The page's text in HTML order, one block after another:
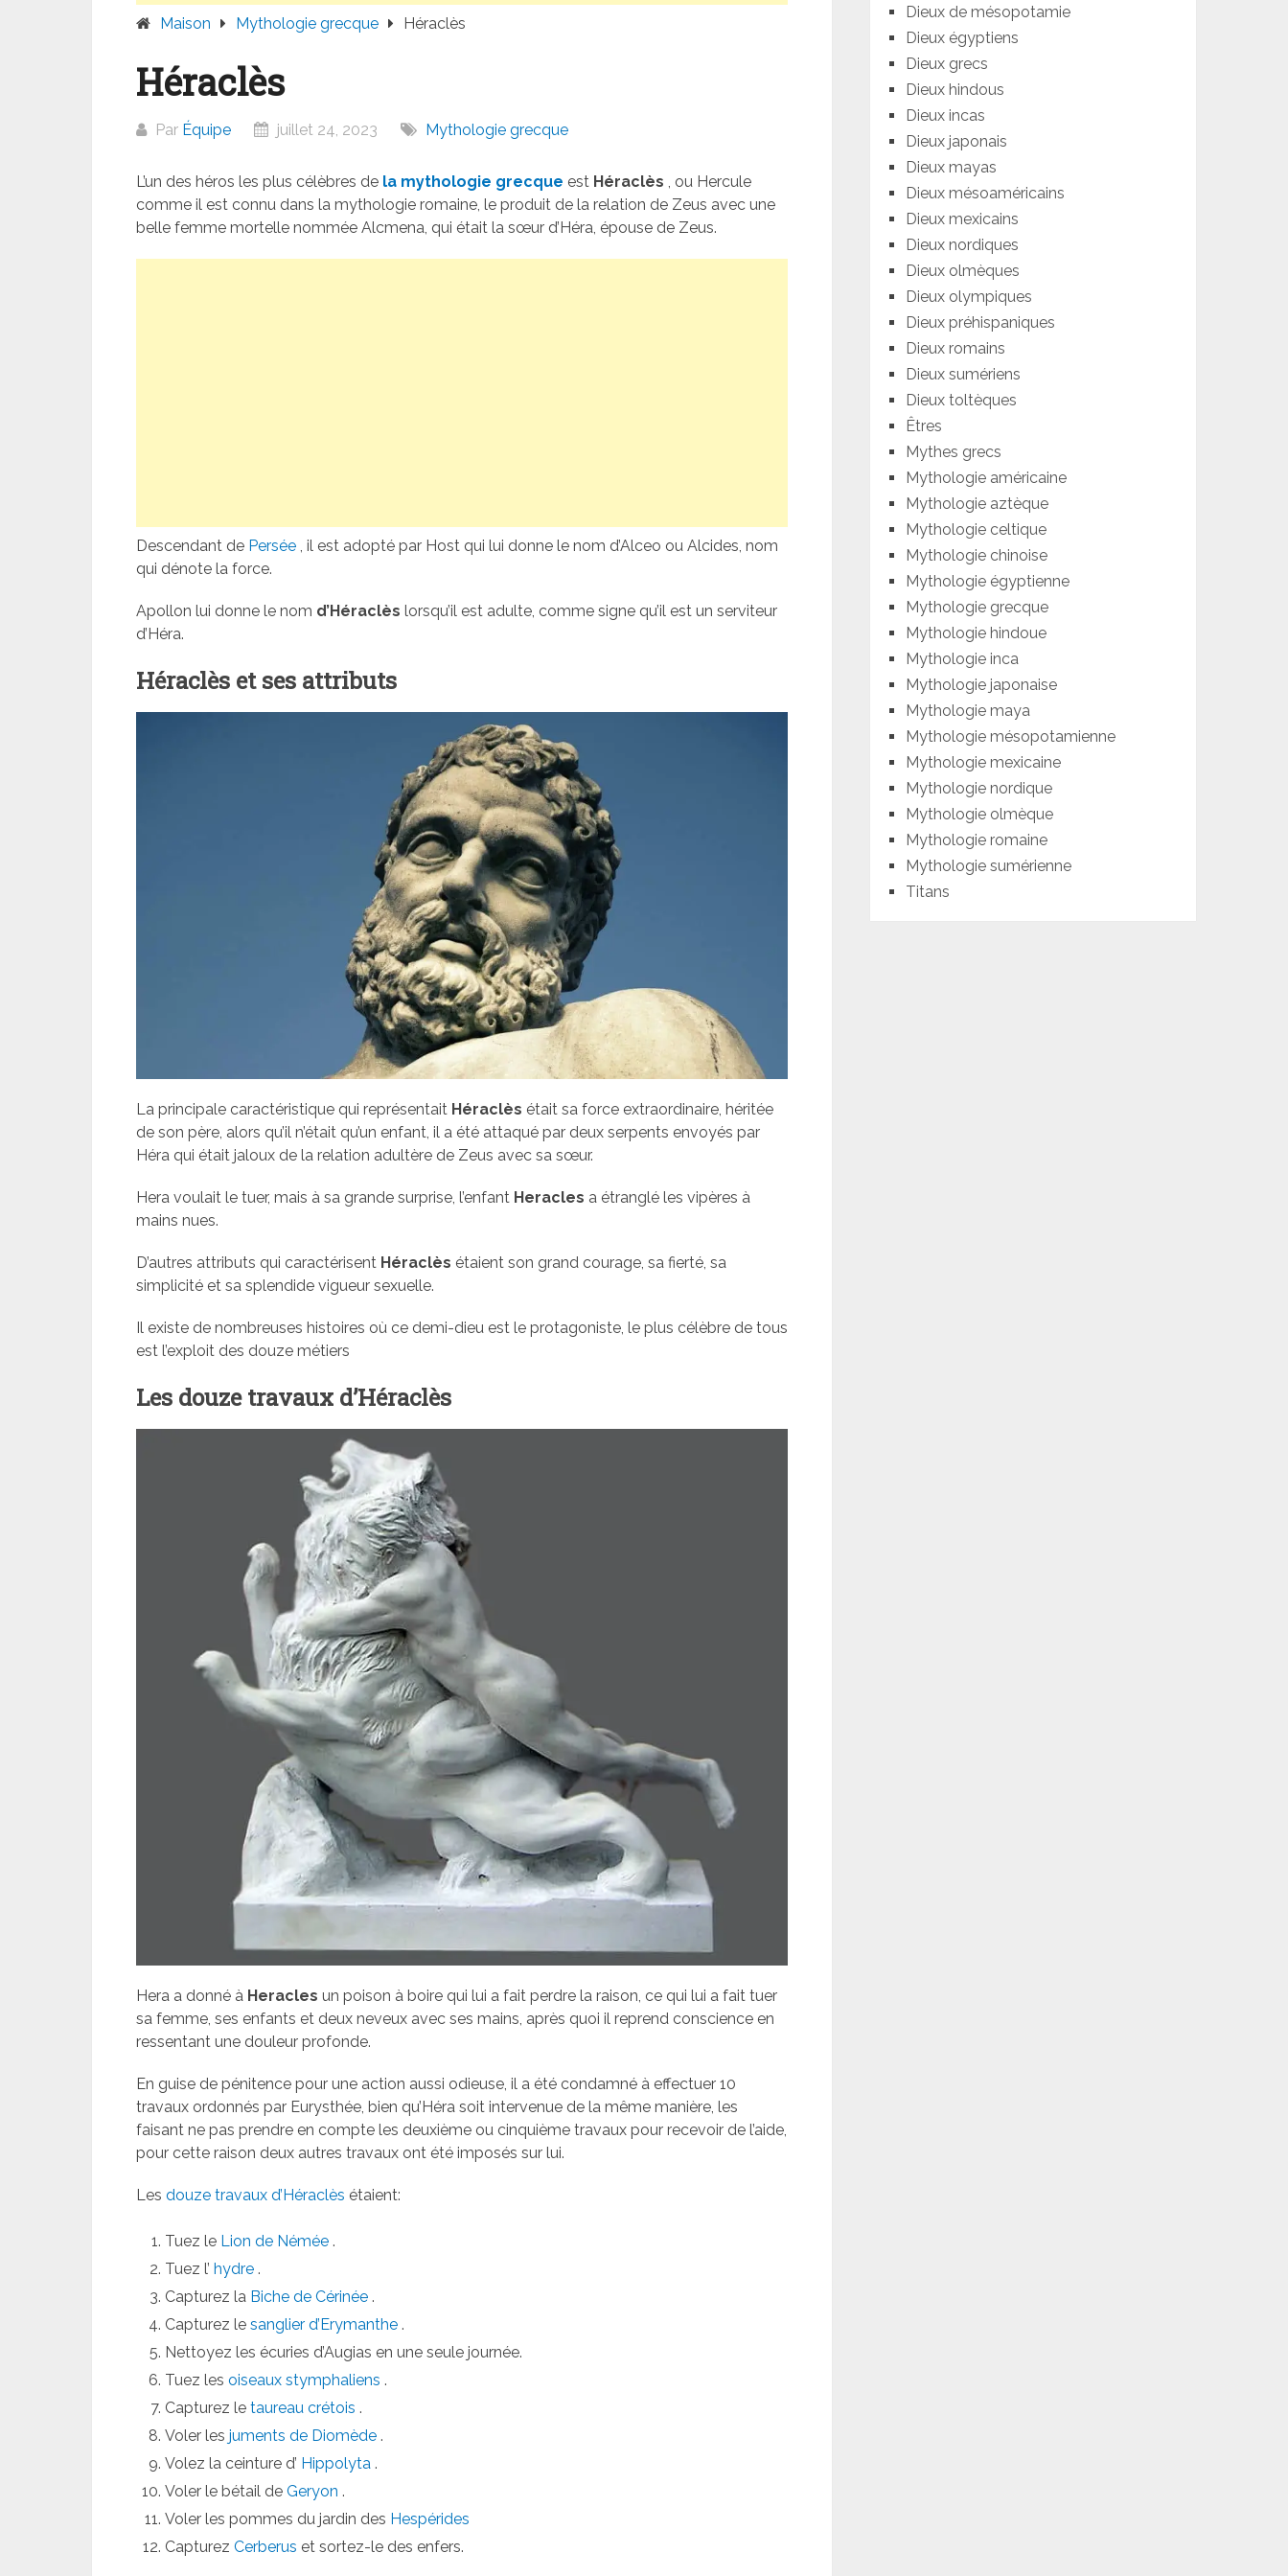
Maison Mythologie grecque Héraclès
Héraclès
Par Équipe juillet 24, 2023 Mythologie grecque
L’un des héros les plus célèbres de la mythologie grecque est Héraclès , ou Hercule
comme il est connu dans la mythologie romaine, le produit de la relation de Zeus avec une
belle femme mortelle nommée Alcmena, qui était la sœur d’Héra, épouse de Zeus.
Descendant de Persée , il est adopté par Host qui lui donne le nom d’Alceo ou Alcides, nom
qui dénote la force.
Apollon lui donne le nom d’Héraclès lorsqu’il est adulte, comme signe qu’il est un serviteur
d’Héra.
Héraclès et ses attributs
La principale caractéristique qui représentait Héraclès était sa force extraordinaire, héritée
de son père, alors qu’il n’était qu’un enfant, il a été attaqué par deux serpents envoyés par
Héra qui était jaloux de la relation adultère de Zeus avec sa sœur.
Hera voulait le tuer, mais à sa grande surprise, l’enfant Heracles a étranglé les vipères à
mains nues.
D’autres attributs qui caractérisent Héraclès étaient son grand courage, sa fierté, sa
simplicité et sa splendide vigueur sexuelle.
Il existe de nombreuses histoires où ce demi-dieu est le protagoniste, le plus célèbre de tous
est l’exploit des douze métiers
Les douze travaux d’Héraclès
Hera a donné à Heracles un poison à boire qui lui a fait perdre la raison, ce qui lui a fait tuer
sa femme, ses enfants et deux neveux avec ses mains, après quoi il reprend conscience en
ressentant une douleur profonde.
En guise de pénitence pour une action aussi odieuse, il a été condamné à effectuer 10
travaux ordonnés par Eurysthée, bien qu’Héra soit intervenue de la même manière, les
faisant ne pas prendre en compte les deuxième ou cinquième travaux pour recevoir de l’aide,
pour cette raison deux autres travaux ont été imposés sur lui.
Les douze travaux d’Héraclès étaient:
Tuez le Lion de Némée .
Tuez l’hydre .
Capturez la Biche de Cérinée .
Capturez lesanglier d’Erymanthe .
Nettoyez les écuries d’Augias en une seule journée.
Tuez lesoiseaux stymphaliens .
Capturez letaureau crétois .
Voler lesjuments de Diomède .
Volez la ceinture d’ Hippolyta .
Voler le bétail deGeryon .
Voler les pommes du jardin des Hespérides
CapturezCerberus et sortez-le des enfers.
Dieux de mésopotamie
Dieux égyptiens
Dieux grecs
Dieux hindous
Dieux incas
Dieux japonais
Dieux mayas
Dieux mésoaméricains
Dieux mexicains
Dieux nordiques
Dieux olmèques
Dieux olympiques
Dieux préhispaniques
Dieux romains
Dieux sumériens
Dieux toltèques
Êtres
Mythes grecs
Mythologie américaine
Mythologie aztèque
Mythologie celtique
Mythologie chinoise
Mythologie égyptienne
Mythologie grecque
Mythologie hindoue
Mythologie inca
Mythologie japonaise
Mythologie maya
Mythologie mésopotamienne
Mythologie mexicaine
Mythologie nordique
Mythologie olmèque
Mythologie romaine
Mythologie sumérienne
Titans